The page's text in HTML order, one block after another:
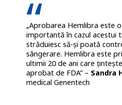
„Aprobarea Hemlibra este
importantă în cazul acestui
străduiesc să-și poată
sângerare. Hemlibra este
ultimii 20 de ani care
aprobat de FDA” – Sandra
medical Genentech